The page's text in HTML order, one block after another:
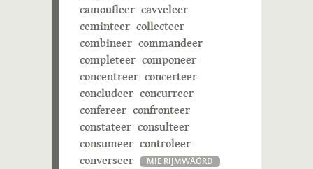
camoufleer cavveleer
ceminteer collecteer
combineer commandeer
completeer componeer
concentreer concerteer
concludeer concurreer
confereer confronteer
constateer consulteer
consumeer controleer
converseer
MIE RIJMWÄÖRD